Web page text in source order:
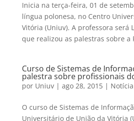
Inicia na terça-feira, 01 de
língua polonesa, no Centro
Vitória (Uniuv). A professora será
que realizou as palestras sobre a
Curso de Sistemas de
palestra sobre profissionais
por Uniuv| ago 28, 2015| Notícia
O curso de Sistemas de
Universitário de União da Vitória